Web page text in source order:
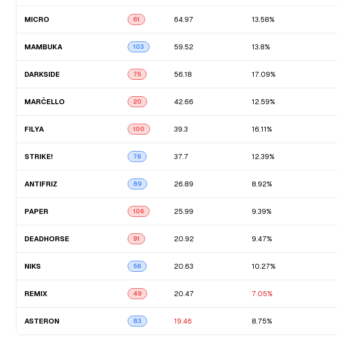
MICRO 61 64.97 13.58%
MAMBUKA 103 59.52 13.8%
DARKSIDE 75 56.18 17.09%
MARČELLO 20 42.66 12.59%
FILYA 100 39.3 16.11%
STRIKE! 76 37.7 12.39%
ANTIFRIZ 89 26.89 8.92%
PAPER 106 25.99 9.39%
DEADHORSE 91 20.92 9.47%
NIKS 56 20.63 10.27%
REMIX 49 20.47 7.05%
ASTERON 83 19.46 8.75%